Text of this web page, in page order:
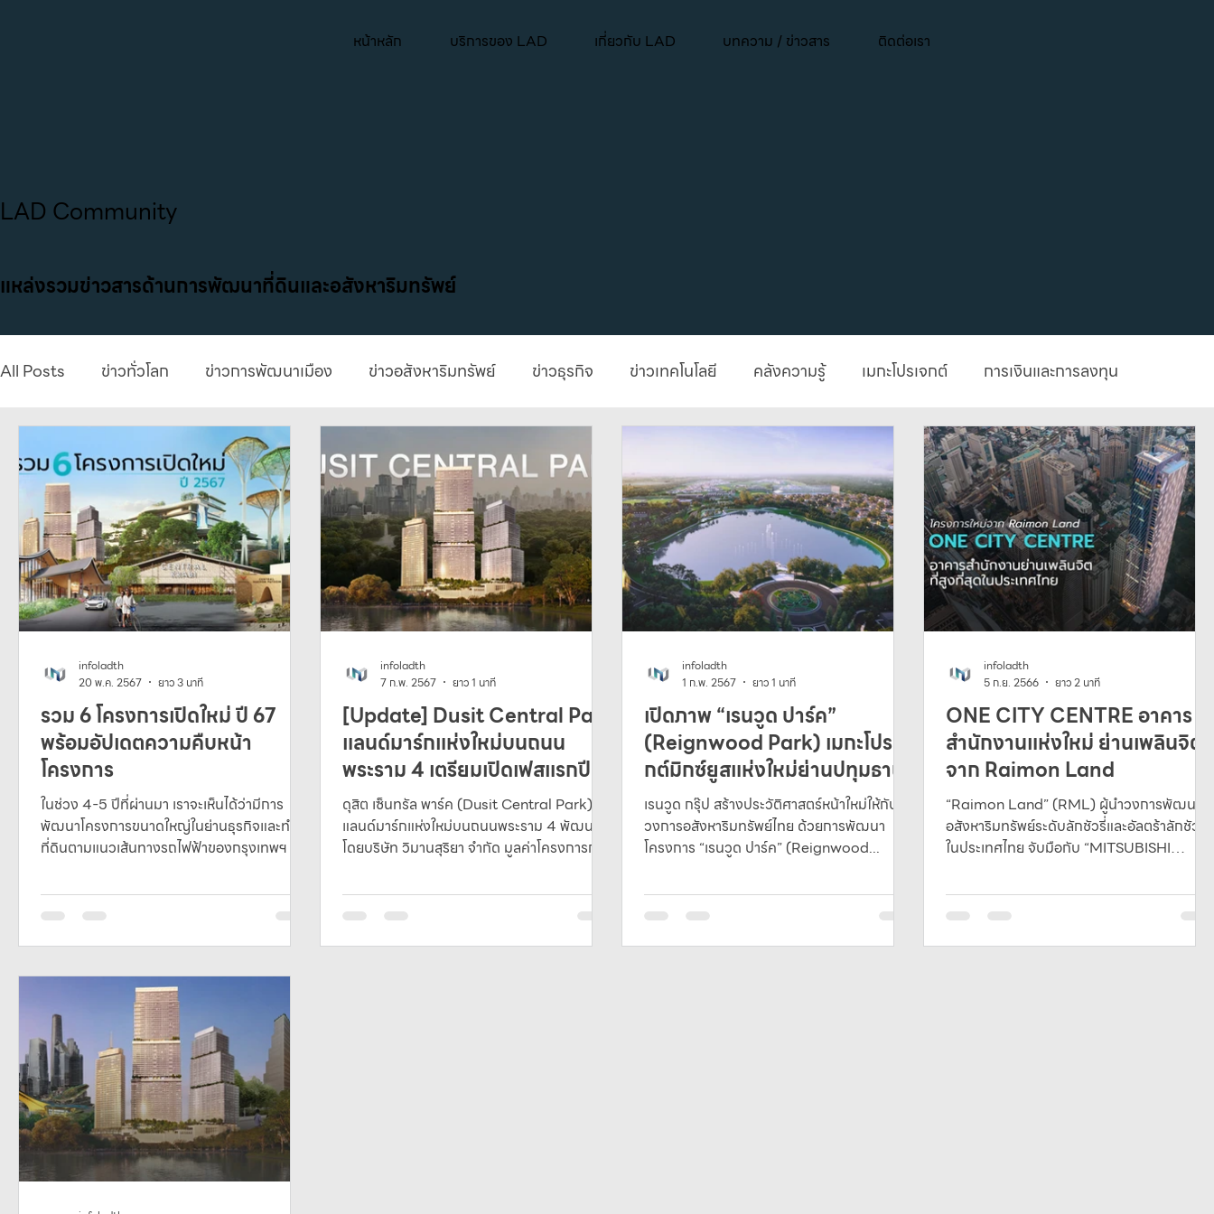
หน้าหลัก บริการของ LAD เกี่ยวกับ LAD บทความ / ข่าวสาร ติดต่อเรา
All Posts ข่าวทั่วโลก ข่าวการพัฒนาเมือง ข่าวอสังหาริมทรัพย์ ข่าวธุรกิจ ข่าวเทคโนโลยี คลังความรู้ เมกะโปรเจกต์ การเงินและการลงทุน
ข่าวการพัฒนาเมือง
รวม 6 โครงการเปิดใหม่ ปี 67
พร้อมอัปเดตความคืบหน้า
โครงการ
ในช่วง 4-5 ปีที่ผ่านมา เราจะเห็นได้ว่ามีการ
พัฒนาโครงการขนาดใหญ่ในย่านธุรกิจและทำเล
ที่ดินตามแนวเส้นทางรถไฟฟ้าของกรุงเทพฯ อยู่
infoladth
20 พ.ค. 2567
ยาว 3 นาที
[Update] Dusit Central Park
แลนด์มาร์กแห่งใหม่บนถนน
พระราม 4 เตรียมเปิดเฟสแรกปี
2567
ดุสิต เซ็นทรัล พาร์ค (Dusit Central Park)
แลนด์มาร์กแห่งใหม่บนถนนพระราม 4 พัฒนา
โดยบริษัท วิมานสุริยา จำกัด มูลค่าโครงการกว่า
infoladth
7 ก.พ. 2567
ยาว 1 นาที
เปิดภาพ “เรนวูด ปาร์ค”
(Reignwood Park) เมกะโปรเจ
กต์มิกซ์ยูสแห่งใหม่ย่านปทุมธานี
เรนวูด กรุ๊ป สร้างประวัติศาสตร์หน้าใหม่ให้กับ
วงการอสังหาริมทรัพย์ไทย ด้วยการพัฒนา
โครงการ “เรนวูด ปาร์ค” (Reignwood...
infoladth
1 ก.พ. 2567
ยาว 1 นาที
ONE CITY CENTRE อาคาร
สำนักงานแห่งใหม่ ย่านเพลินจิต
จาก Raimon Land
“Raimon Land” (RML) ผู้นำวงการพัฒนา
อสังหาริมทรัพย์ระดับลักชัวรี่และอัลตร้าลักชัวรี่
ในประเทศไทย จับมือกับ “MITSUBISHI
infoladth
5 ก.ย. 2566
ยาว 2 นาที
LAD Community
แหล่งรวมข่าวสารด้านการพัฒนาที่ดินและอสังหาริมทรัพย์